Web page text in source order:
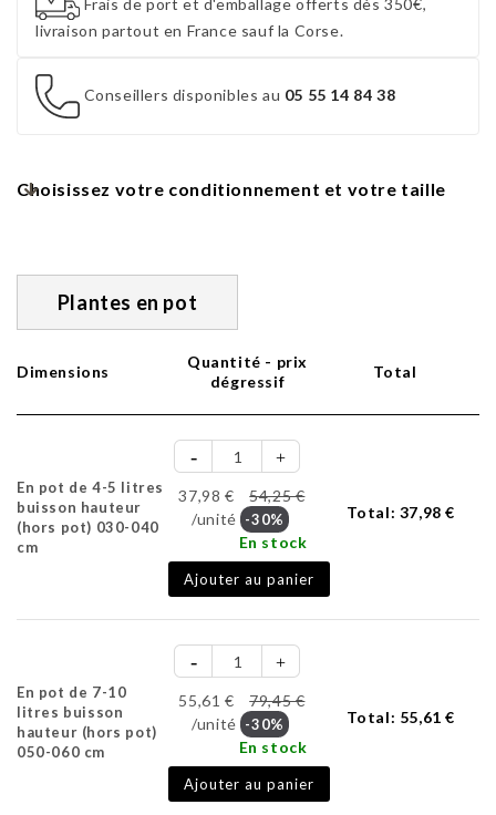
livraison partout en France sauf la Corse.
Conseillers disponibles au 05 55 14 84 38
Choisissez votre conditionnement et votre taille
Plantes en pot
Dimensions
Quantité - prix
dégressif
Total
En pot de 4-5 litres
buisson hauteur
(hors pot) 030-040
cm
37,98 €
54,25 €
/unité -30%
En stock
Ajouter au panier
Total: 37,98 €
En pot de 7-10
litres buisson
hauteur (hors pot)
050-060 cm
55,61 €
79,45 €
/unité -30%
En stock
Ajouter au panier
Total: 55,61 €